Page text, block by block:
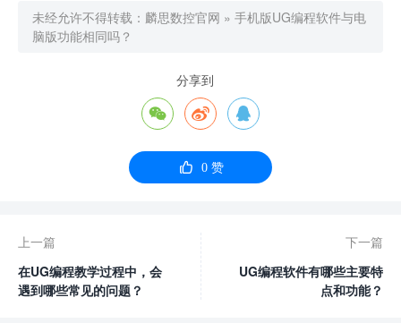
未经允许不得转载： 麟思数控官网 » 手机版UG编程软件与电
脑版功能相同吗？
分享到
  
 0赞
上一篇
在UG编程教学过程中，会
遇到哪些常见的问题？
下一篇
UG编程软件有哪些主要特
点和功能？